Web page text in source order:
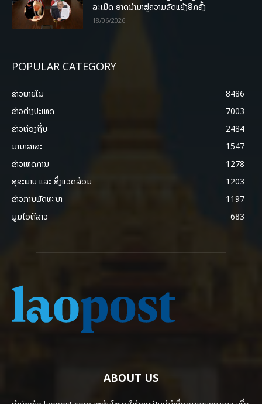
ລະເມີດ ອາດນໍາມາສູ່ຄວາມຂັດແຍ້ງອີກຄັ້ງ
18/06/2026
POPULAR CATEGORY
ຂ່າວພາຍ​ໃນ
8486
ຂ່າວຕ່າງປະເທດ
7003
ຂ່າວທ້ອງຖິ່ນ
2484
ນານາສາລະ
1547
ຂ່າວເຫດການ
1278
ສຸຂະພາບ ແລະ ສີ່ງແວດລ້ອມ
1203
ຂ່າວການພັດທະນາ
1197
ມູມໄອທີລາວ
683
ABOUT US